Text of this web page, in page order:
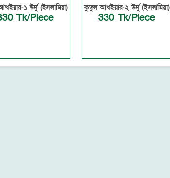
১ উর্দু (ইসলামিয়া)
Tk/Piece
কুতুল আখইয়ার-২ উর্দু (ইসলামিয়া)
330 Tk/Piece